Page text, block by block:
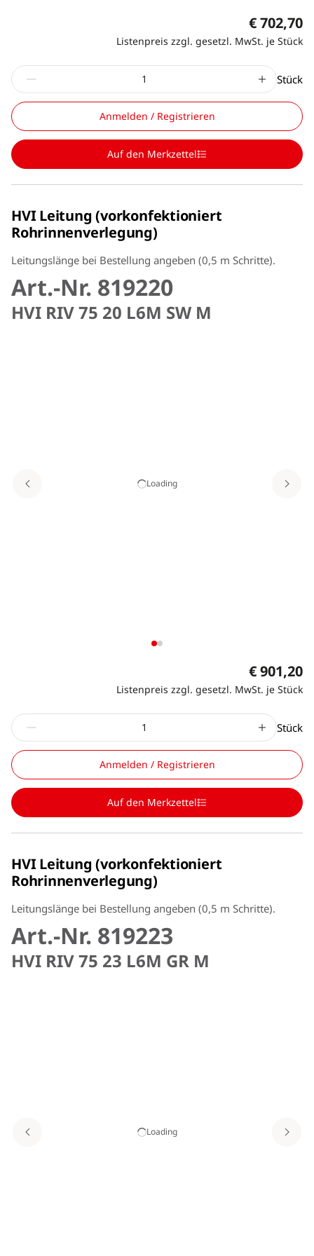
€ 702,70
Listenpreis zzgl. gesetzl. MwSt. je Stück
Stück
Anmelden / Registrieren
Auf den Merkzettel
HVI Leitung (vorkonfektioniert
Rohrinnenverlegung)
Leitungslänge bei Bestellung angeben (0,5 m Schritte).
Art.-Nr. 819220
HVI RIV 75 20 L6M SW M
Loading
€ 901,20
Listenpreis zzgl. gesetzl. MwSt. je Stück
Stück
Anmelden / Registrieren
Auf den Merkzettel
HVI Leitung (vorkonfektioniert
Rohrinnenverlegung)
Leitungslänge bei Bestellung angeben (0,5 m Schritte).
Art.-Nr. 819223
HVI RIV 75 23 L6M GR M
Loading